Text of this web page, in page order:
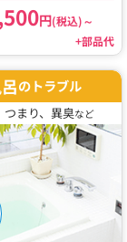
円(税込)～
+部品代
のトラブル
つまり、異臭など